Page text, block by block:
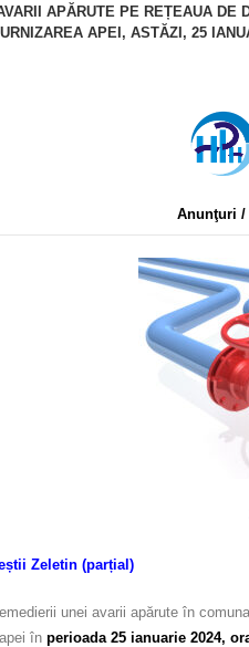
APĂRUTE PE REȚEAUA
APEI, ASTĂZI, 25
Anunţuri /
Zeletin (parțial)
unei avarii apărute în
în perioada 25 ianuarie 2024,